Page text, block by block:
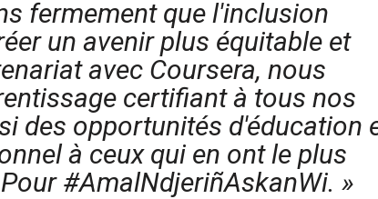
fermement que l'inclusion
un avenir plus équitable et
avec Coursera, nous
certifiant à tous nos
des opportunités d'éducation
à ceux qui en ont le plus
#AmalNdjeriñAskanWi. »